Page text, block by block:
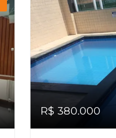
R$ 380.000